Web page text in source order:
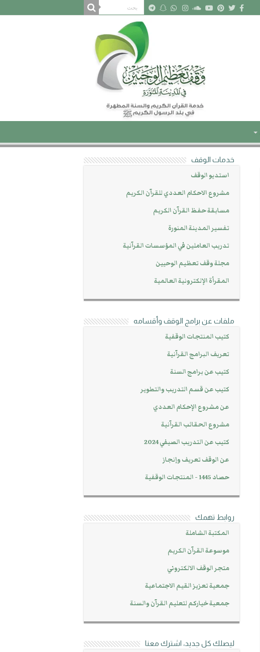
خدمات الوقف
استديو الوقف
مشروع الاحكام العددي للقرآن الكريم
مسابقة حفظ القرآن الكريم
تفسير المدينة المنورة
تدريب العاملين في المؤسسات القرآنية
مجلة وقف تعظيم الوحيين
المقرأة الإلكترونية العالمية
ملفات عن برامج الوقف وأقسامه
كتيب المنتجات الوقفية
تعريف البرامج القرآنية
كتيب عن برامج السنة
كتيب عن قسم التدريب والتطوير
عن مشروع الإحكام العددي
مشروع الحقائب القرآنية
كتيب عن التدريب الصيفي 2024
عن الوقف تعريف وإنجاز
حصاد 1445 - المنتجات الوقفية
روابط تهمك
المكتبة الشاملة
موسوعة القرآن الكريم
متجر الوقف الالكتروني
جمعية تعزيز القيم الاجتماعية
جمعية خياركم لتعليم القرآن والسنة
ليصلك كل جديد، اشترك معنا